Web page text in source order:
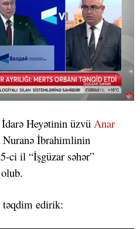
İdarə Heyətinin üzvü Anar
Nuranə İbrahimlinin
ci il “İşgüzar səhər”
edirik: